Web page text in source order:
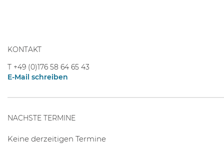
KONTAKT
T +49 (0)176 58 64 65 43
E-Mail schreiben
NACHSTE TERMINE
Keine derzeitigen Termine